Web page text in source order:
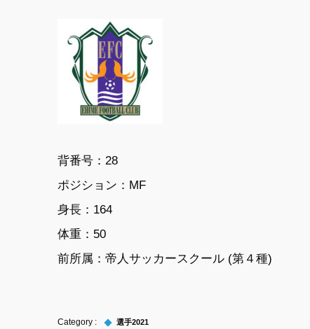
背番号：28
ポジション：MF
身長：164
体重：50
前所属：帝人サッカースクール (第４種)
選手2021